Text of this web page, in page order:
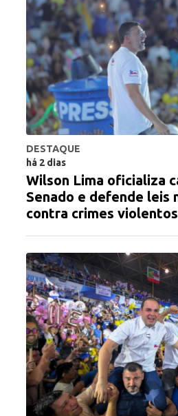
DESTAQUE
há 2 dias
Wilson Lima oficializa
Senado e defende leis
contra crimes violentos